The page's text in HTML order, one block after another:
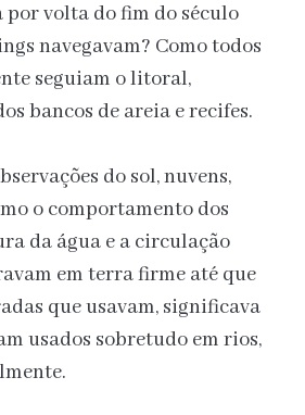
por volta do fim do século
navegavam? Como todos
seguiam o litoral,
bancos de areia e recifes.
do sol, nuvens,
o comportamento dos
da água e a circulação
em terra firme até que
que usavam, significava
usados sobretudo em rios,